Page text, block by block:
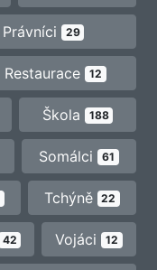
Právníci 29
Restaurace 12
Škola 188
Somálci 61
Tchýně 22
42 Vojáci 12